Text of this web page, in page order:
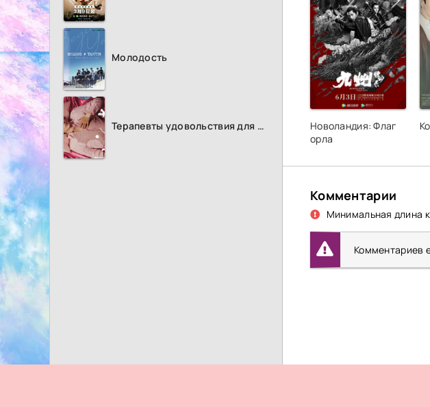
Молодость
Терапевты удовольствия для женщин
Новоландия: Флаг
орла
Комментарии
Минимальная длина
Комментариев